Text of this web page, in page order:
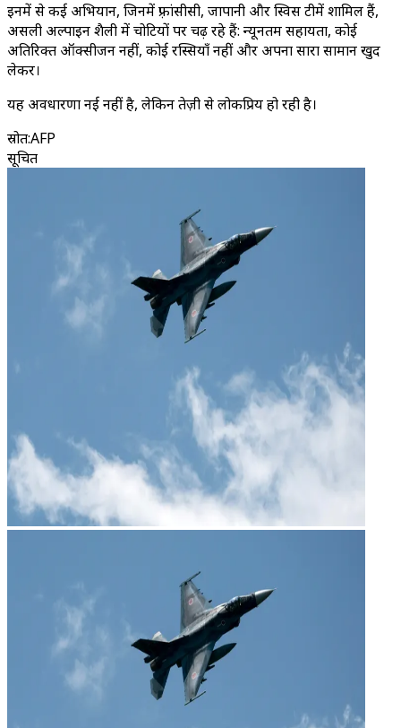
इनमें से कई अभियान, जिनमें फ़्रांसीसी, जापानी और स्विस टीमें शामिल हैं,
असली अल्पाइन शैली में चोटियों पर चढ़ रहे हैं: न्यूनतम सहायता, कोई
अतिरिक्त ऑक्सीजन नहीं, कोई रस्सियाँ नहीं और अपना सारा सामान खुद
लेकर।
यह अवधारणा नई नहीं है, लेकिन तेज़ी से लोकप्रिय हो रही है।
स्रोत:AFP
सूचित